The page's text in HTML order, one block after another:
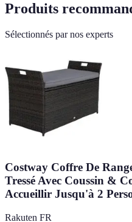
Produits
Sélectionnés par nos experts
Costway Coffre De
Tressé Avec Coussin &
Accueillir Jusqu'à 2
Rakuten FR